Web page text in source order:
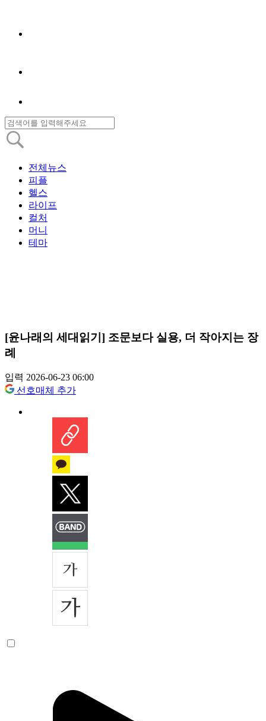
전체뉴스
피플
헬스
라이프
컬처
머니
테마
[윤나래의 세대읽기] 조문보다 실용, 더 작아지는 장
례
입력 2026-06-23 06:00
선호매체 추가